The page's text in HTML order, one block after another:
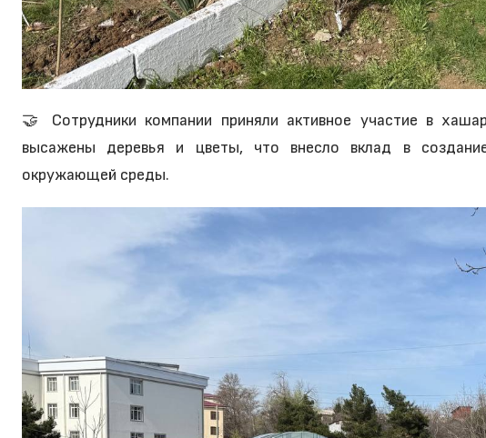
🤝 Сотрудники компании приняли активное участие в
высажены деревья и цветы, что внесло вклад в
окружающей среды.